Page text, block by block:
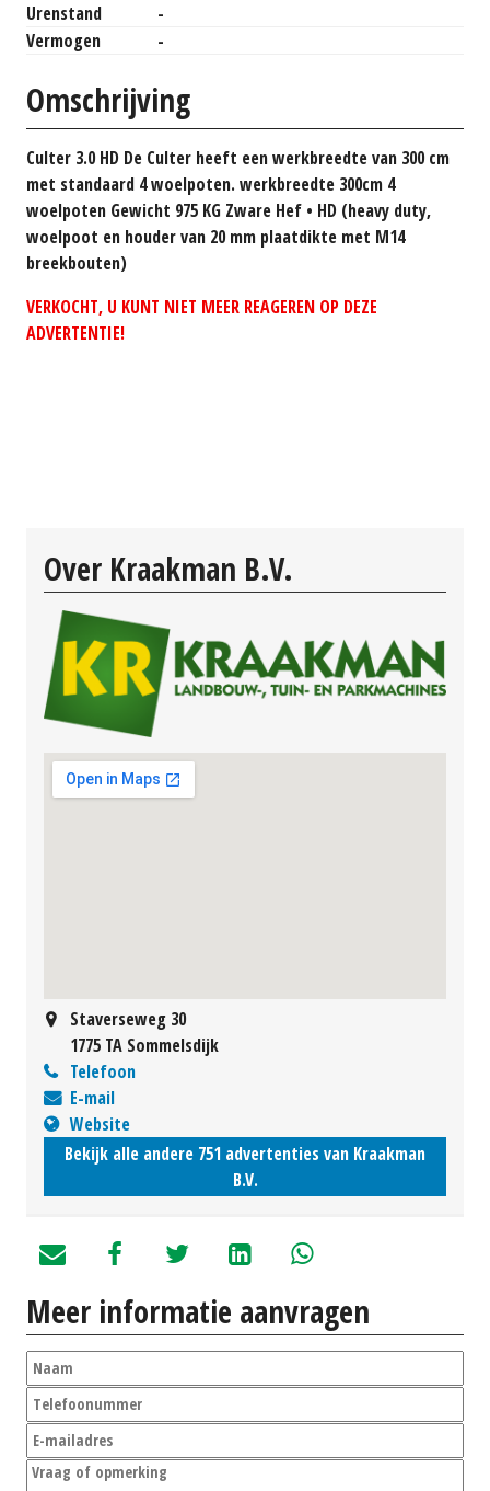
Urenstand
-
Vermogen
-
Omschrijving
Culter 3.0 HD De Culter heeft een werkbreedte van 300 cm
met standaard 4 woelpoten. werkbreedte 300cm 4
woelpoten Gewicht 975 KG Zware Hef • HD (heavy duty,
woelpoot en houder van 20 mm plaatdikte met M14
breekbouten)
VERKOCHT, U KUNT NIET MEER REAGEREN OP DEZE
ADVERTENTIE!
Over Kraakman B.V.
Staverseweg 30
1775 TA Sommelsdijk
Telefoon
E-mail
Website
Bekijk alle andere 751 advertenties van Kraakman
B.V.
Meer informatie aanvragen